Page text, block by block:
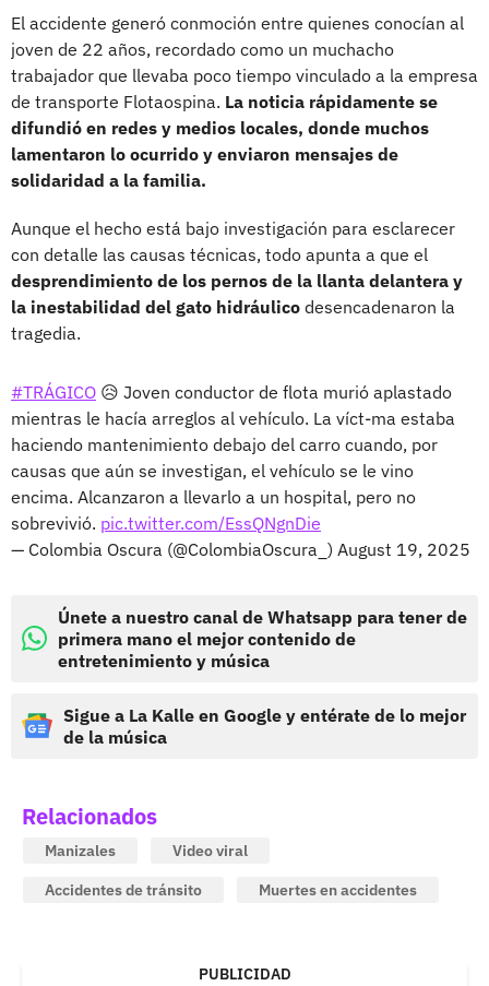
El accidente generó conmoción entre quienes conocían al
joven de 22 años, recordado como un muchacho
trabajador que llevaba poco tiempo vinculado a la empresa
de transporte Flotaospina. La noticia rápidamente se
difundió en redes y medios locales, donde muchos
lamentaron lo ocurrido y enviaron mensajes de
solidaridad a la familia.
Aunque el hecho está bajo investigación para esclarecer
con detalle las causas técnicas, todo apunta a que el
desprendimiento de los pernos de la llanta delantera y
la inestabilidad del gato hidráulico desencadenaron la
tragedia.
#TRÁGICO 😥 Joven conductor de flota murió aplastado
mientras le hacía arreglos al vehículo. La víct-ma estaba
haciendo mantenimiento debajo del carro cuando, por
causas que aún se investigan, el vehículo se le vino
encima. Alcanzaron a llevarlo a un hospital, pero no
sobrevivió. pic.twitter.com/EssQNgnDie
— Colombia Oscura (@ColombiaOscura_) August 19, 2025
Únete a nuestro canal de Whatsapp para tener de
primera mano el mejor contenido de
entretenimiento y música
Sigue a La Kalle en Google y entérate de lo mejor
de la música
Relacionados
Manizales
Video viral
Accidentes de tránsito
Muertes en accidentes
PUBLICIDAD